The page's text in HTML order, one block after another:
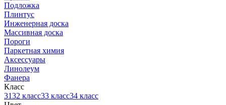
Подложка
Плинтус
Инженерная доска
Массивная доска
Пороги
Паркетная химия
Аксессуары
Линолеум
Фанера
Класс
3132 класс33 класс34 класс